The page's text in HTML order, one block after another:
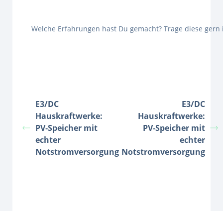
Welche Erfahrungen hast Du gemacht? Trage diese
E3/DC
Hauskraftwerke:
PV‑Speicher mit
echter
Notstromversorgung
E3/DC
Hauskraftwerke:
PV‑Speicher mit
echter
Notstromversorgung